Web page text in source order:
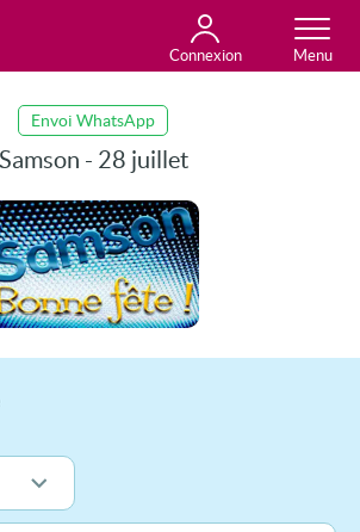
Connexion
Envoi WhatsApp
Samson - 28 juillet